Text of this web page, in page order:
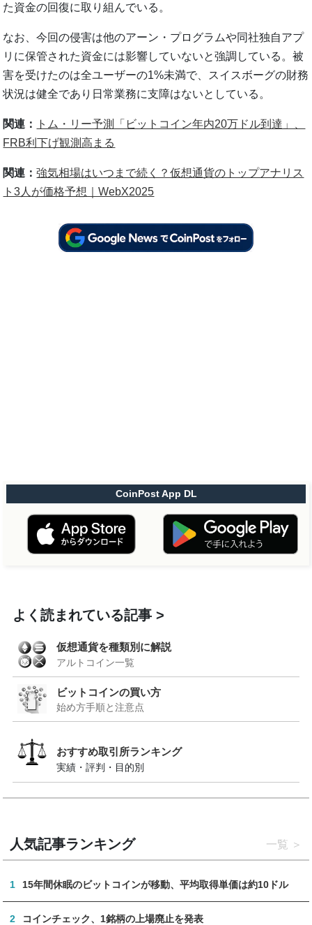
た資金の回復に取り組んでいる。
なお、今回の侵害は他のアーン・プログラムや同社独自アプ
リに保管された資金には影響していないと強調している。被
害を受けたのは全ユーザーの1%未満で、スイスボーグの財務
状況は健全であり日常業務に支障はないとしている。
関連：
トム・リー予測「ビットコイン年内20万ドル到達」、
FRB利下げ観測高まる
関連：強気相場はいつまで続く？仮想通貨のトップアナリス
ト3人が価格予想｜WebX2025
CoinPost App DL
よく読まれている記事
仮想通貨を種類別に解説
アルトコイン一覧
ビットコインの買い方
始め方手順と注意点
おすすめ取引所ランキング
実績・評判・目的別
人気記事ランキング 一覧
1 15年間休眠のビットコインが移動、平均取得単価は約10ドル
2 コインチェック、1銘柄の上場廃止を発表